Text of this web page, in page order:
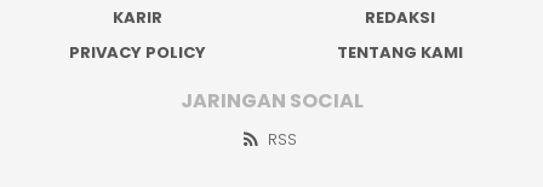
KARIR
REDAKSI
PRIVACY POLICY
TENTANG KAMI
JARINGAN SOCIAL
RSS